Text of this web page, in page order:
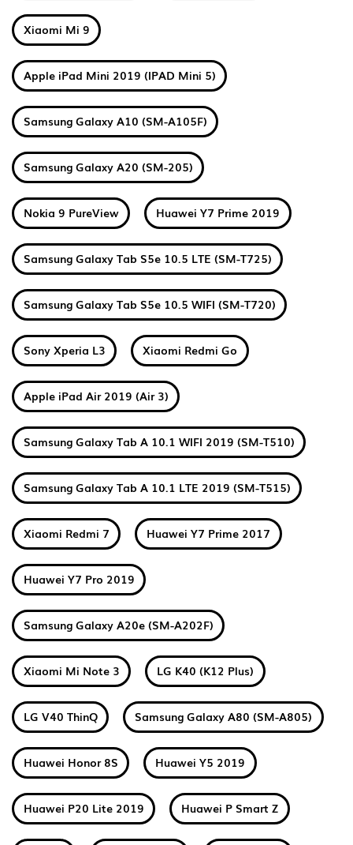
Xiaomi Mi 9
Apple iPad Mini 2019 (IPAD Mini 5)
Samsung Galaxy A10 (SM-A105F)
Samsung Galaxy A20 (SM-205)
Nokia 9 PureView Huawei Y7 Prime 2019
Samsung Galaxy Tab S5e 10.5 LTE (SM-T725)
Samsung Galaxy Tab S5e 10.5 WIFI (SM-T720)
Sony Xperia L3 Xiaomi Redmi Go
Apple iPad Air 2019 (Air 3)
Samsung Galaxy Tab A 10.1 WIFI 2019 (SM-T510)
Samsung Galaxy Tab A 10.1 LTE 2019 (SM-T515)
Xiaomi Redmi 7 Huawei Y7 Prime 2017
Huawei Y7 Pro 2019
Samsung Galaxy A20e (SM-A202F)
Xiaomi Mi Note 3 LG K40 (K12 Plus)
LG V40 ThinQ Samsung Galaxy A80 (SM-A805)
Huawei Honor 8S Huawei Y5 2019
Huawei P20 Lite 2019 Huawei P Smart Z